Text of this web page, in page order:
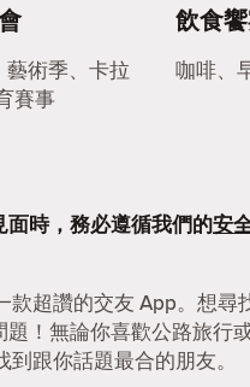
藝術季、卡拉
賽事
飲食
咖啡、
面時，務必遵循我們的安
款超讚的交友 App。想尋
題！無論你喜歡公路旅行
跟你話題最合的朋友。